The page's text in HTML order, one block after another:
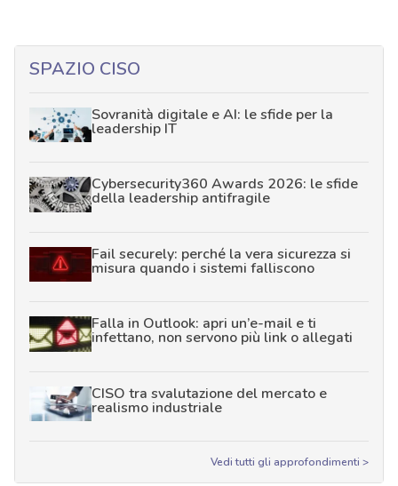
SPAZIO CISO
Sovranità digitale e AI: le sfide per la
leadership IT
Cybersecurity360 Awards 2026: le sfide
della leadership antifragile
Fail securely: perché la vera sicurezza si
misura quando i sistemi falliscono
Falla in Outlook: apri un’e-mail e ti
infettano, non servono più link o allegati
CISO tra svalutazione del mercato e
realismo industriale
Vedi tutti gli approfondimenti >